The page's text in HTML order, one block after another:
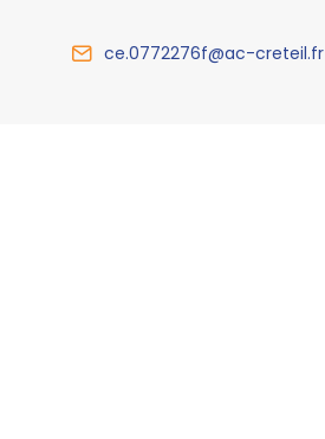
ce.0772276f@ac-creteil.fr